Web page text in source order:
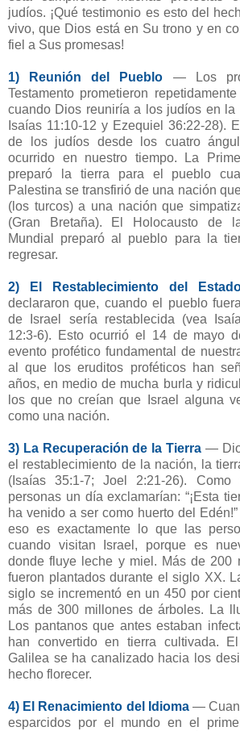
judíos. ¡Qué testimonio es esto del
vivo, que Dios está en Su trono y en
fiel a Sus promesas!
1) Reunión del Pueblo — Los
Testamento prometieron
cuando Dios reuniría a los judíos en la
Isaías 11:10-12 y Ezequiel 36:22-28).
de los judíos desde los cuatro
ocurrido en nuestro tiempo. La
preparó la tierra para el pueblo
Palestina se transfirió de una nación
(los turcos) a una nación que
(Gran Bretaña). El Holocausto de
Mundial preparó al pueblo para la
regresar.
2) El Restablecimiento del
declararon que, cuando el pueblo
de Israel sería restablecida (vea
12:3-6). Esto ocurrió el 14 de mayo
evento profético fundamental de
al que los eruditos proféticos han
años, en medio de mucha burla y
los que no creían que Israel alguna
como una nación.
3) La Recuperación de la Tierra —
el restablecimiento de la nación, la
(Isaías 35:1-7; Joel 2:21-26).
personas un día exclamarían: “¡Esta
ha venido a ser como huerto del
eso es exactamente lo que las
cuando visitan Israel, porque es
donde fluye leche y miel. Más de 200
fueron plantados durante el siglo XX.
siglo se incrementó en un 450 por
más de 300 millones de árboles. La
Los pantanos que antes estaban
han convertido en tierra cultivada.
Galilea se ha canalizado hacia los
hecho florecer.
4) El Renacimiento del Idioma—
esparcidos por el mundo en el